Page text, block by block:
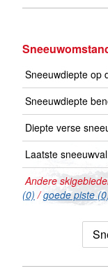
Sneeuwdiepte op
Sneeuwdiepte
Diepte verse
Laatste
Andere
(0) /goede piste